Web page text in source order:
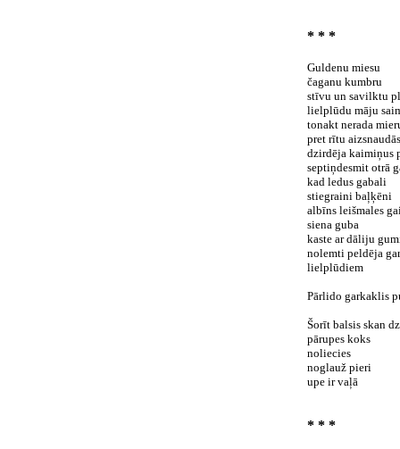
* * *
Guldenu miesu
čaganu kumbru
stīvu un savilktu
lielplūdu māju
tonakt nerada
pret rītu
dzirdēja kaimiņus
septiņdesmit otrā
kad ledus gabali
stiegraini baļķēni
albīns leišmales
siena guba
kaste ar dāliju
nolemti peldēja
lielplūdiem
Pārlido garkaklis
Šorīt balsis skan
pārupes koks
noliecies
noglauž pieri
upe ir vaļā
* * *